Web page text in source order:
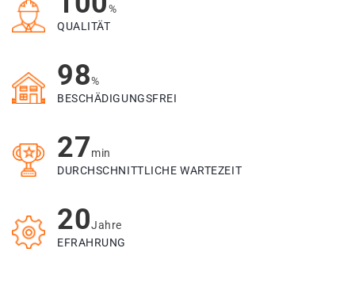
%
QUALITÄT
98%
BESCHÄDIGUNGSFREI
27min
DURCHSCHNITTLICHE WARTEZEIT
20Jahre
EFRAHRUNG